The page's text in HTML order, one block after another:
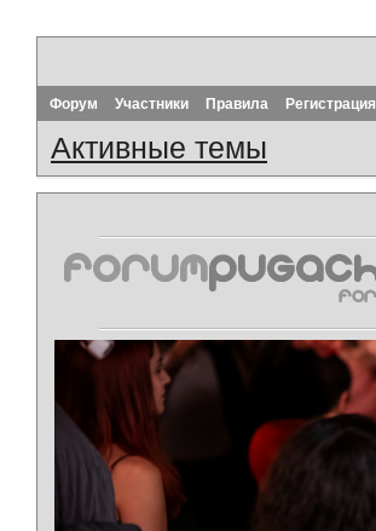
Форум Участники Правила Регистрация
Активные темы